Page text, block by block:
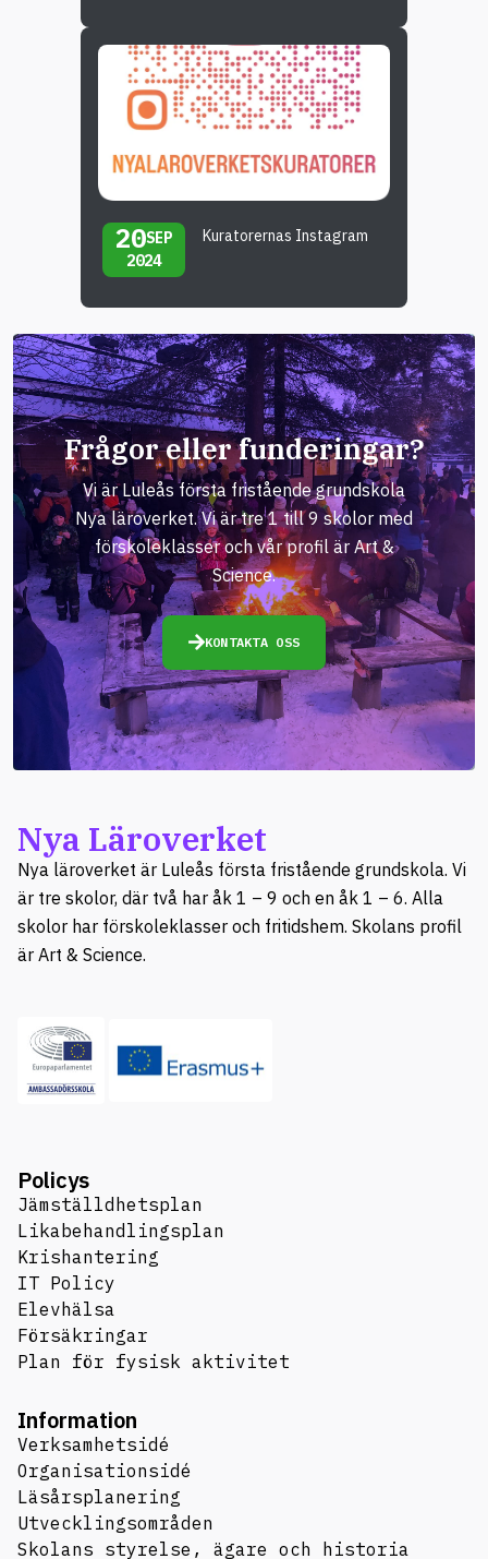
20SEP
2024
Kuratorernas Instagram
Frågor eller funderingar?
Vi är Luleås första fristående grundskola
Nya läroverket. Vi är tre 1 till 9 skolor med
förskoleklasser och vår profil är Art &
Science.
KONTAKTA OSS
Nya Läroverket
Nya läroverket är Luleås första fristående grundskola. Vi
är tre skolor, där två har åk 1 – 9 och en åk 1 – 6. Alla
skolor har förskoleklasser och fritidshem. Skolans profil
är Art & Science.
Policys
Jämställdhetsplan
Likabehandlingsplan
Krishantering
IT Policy
Elevhälsa
Försäkringar
Plan för fysisk aktivitet
Information
Verksamhetsidé
Organisationsidé
Läsårsplanering
Utvecklingsområden
Skolans styrelse, ägare och historia